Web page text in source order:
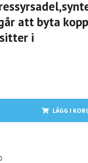
att byta
i
LÄGG I